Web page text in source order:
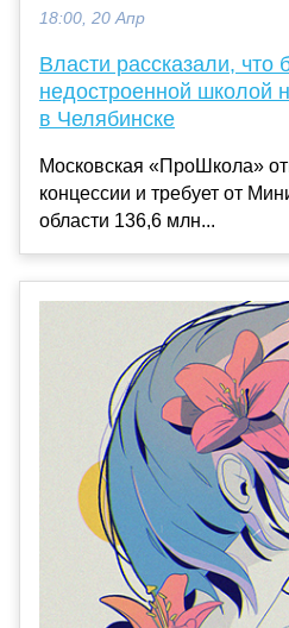
18:00, 20 Апр
Власти рассказали, что
недостроенной школой
в Челябинске
Московская «ПроШкола»
концессии и требует от
области 136,6 млн...